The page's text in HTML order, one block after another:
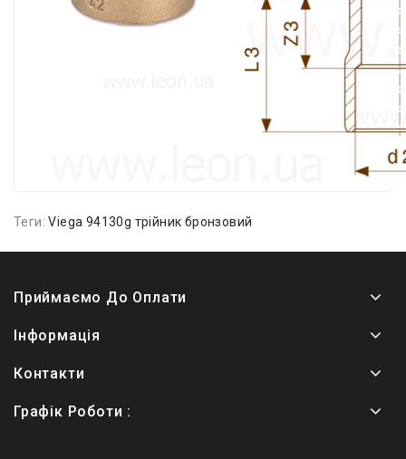
Теги:Viega 94130g трійник бронзовий
Приймаємо До Оплати
Інформація
Контакти
Графік Роботи :